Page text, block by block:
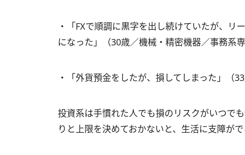
・「FXで順調に黒字を出し続けていたが、リ
になった」（30歳／機械・精密機器／事務系専
・「外貨預金をしたが、損してしまった」（
投資系は手慣れた人でも損のリスクがいつで
りと上限を決めておかないと、生活に支障が